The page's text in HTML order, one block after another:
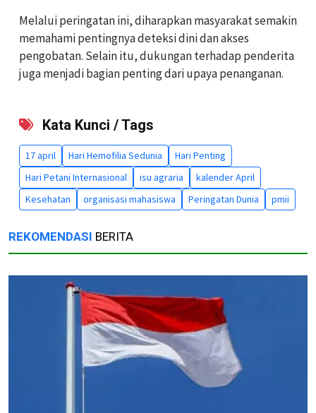
Melalui peringatan ini, diharapkan masyarakat semakin
memahami pentingnya deteksi dini dan akses
pengobatan. Selain itu, dukungan terhadap penderita
juga menjadi bagian penting dari upaya penanganan.
Kata Kunci / Tags
17 april Hari Hemofilia Sedunia
Hari Penting
Hari Petani Internasional
isu agraria
kalender April
Kesehatan
organisasi mahasiswa Peringatan Dunia pmii
REKOMENDASI BERITA